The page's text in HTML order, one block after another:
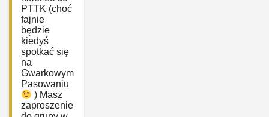
PTTK (choć
fajnie
będzie
kiedyś
spotkać się
na
Gwarkowym
Pasowaniu
) Masz
zaproszenie